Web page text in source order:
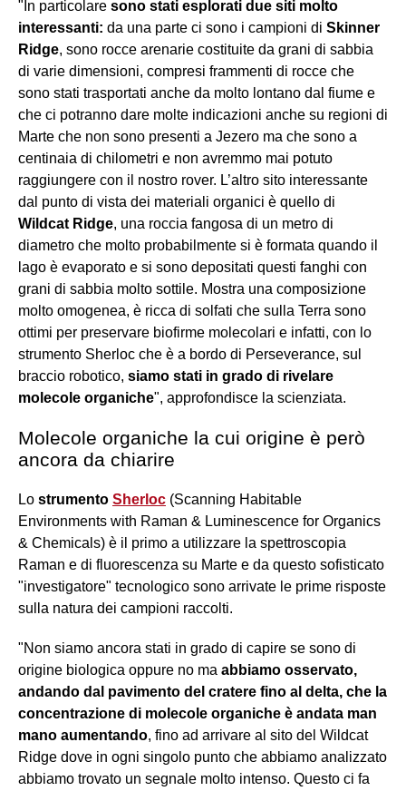
"In particolare sono stati esplorati due siti molto
interessanti: da una parte ci sono i campioni di Skinner
Ridge, sono rocce arenarie costituite da grani di sabbia
di varie dimensioni, compresi frammenti di rocce che
sono stati trasportati anche da molto lontano dal fiume e
che ci potranno dare molte indicazioni anche su regioni di
Marte che non sono presenti a Jezero ma che sono a
centinaia di chilometri e non avremmo mai potuto
raggiungere con il nostro rover. L’altro sito interessante
dal punto di vista dei materiali organici è quello di
Wildcat Ridge, una roccia fangosa di un metro di
diametro che molto probabilmente si è formata quando il
lago è evaporato e si sono depositati questi fanghi con
grani di sabbia molto sottile. Mostra una composizione
molto omogenea, è ricca di solfati che sulla Terra sono
ottimi per preservare biofirme molecolari e infatti, con lo
strumento Sherloc che è a bordo di Perseverance, sul
braccio robotico, siamo stati in grado di rivelare
molecole organiche", approfondisce la scienziata.
Molecole organiche la cui origine è però
ancora da chiarire
Lo strumento Sherloc (Scanning Habitable
Environments with Raman & Luminescence for Organics
& Chemicals) è il primo a utilizzare la spettroscopia
Raman e di fluorescenza su Marte e da questo sofisticato
"investigatore" tecnologico sono arrivate le prime risposte
sulla natura dei campioni raccolti.
"Non siamo ancora stati in grado di capire se sono di
origine biologica oppure no ma abbiamo osservato,
andando dal pavimento del cratere fino al delta, che la
concentrazione di molecole organiche è andata man
mano aumentando, fino ad arrivare al sito del Wildcat
Ridge dove in ogni singolo punto che abbiamo analizzato
abbiamo trovato un segnale molto intenso. Questo ci fa